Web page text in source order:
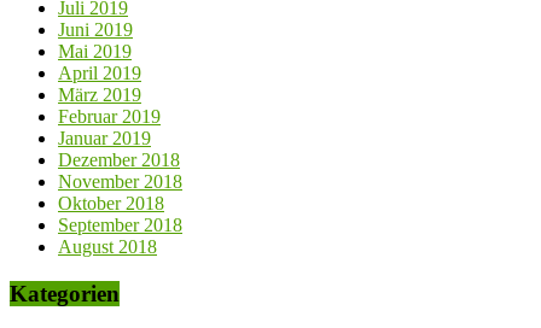
Juli 2019
Juni 2019
Mai 2019
April 2019
März 2019
Februar 2019
Januar 2019
Dezember 2018
November 2018
Oktober 2018
September 2018
August 2018
Kategorien